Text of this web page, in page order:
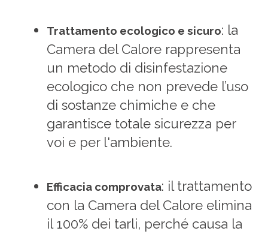
Trattamento ecologico e sicuro: la
Camera del Calore rappresenta
un metodo di disinfestazione
ecologico che non prevede l’uso
di sostanze chimiche e che
garantisce totale sicurezza per
voi e per l'ambiente.
Efficacia comprovata: il trattamento
con la Camera del Calore elimina
il 100% dei tarli, perché causa la